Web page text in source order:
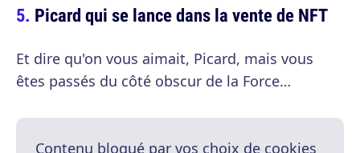
Picard qui se lance dans la vente de NFT
Et dire qu'on vous aimait, Picard, mais vous
êtes passés du côté obscur de la Force…
Contenu bloqué par vos choix de cookies